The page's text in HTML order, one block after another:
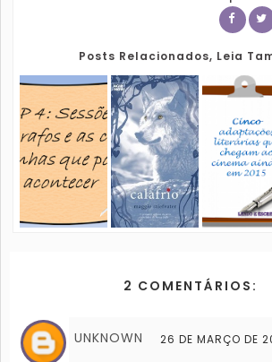
Posts Relacionados, Leia
2 COMENTÁRIOS:
UNKNOWN 26 DE MARÇO DE